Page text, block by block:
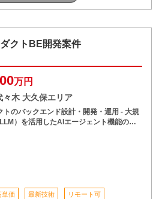
クトBE開発案件
万円
木 大久保エリア
トのバックエンド設計・開発・運用 - 大規
）を活用したAIエージェント機能の…
単価 最新技術 リモート可